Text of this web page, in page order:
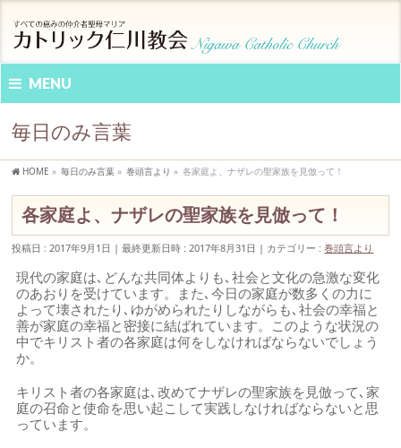
MENU
毎日のみ言葉
HOME » 毎日のみ言葉 » 巻頭言より » 各家庭よ、ナザレの聖家族を見倣って！
各家庭よ、ナザレの聖家族を見倣って！
投稿日 : 2017年9月1日 最終更新日時 : 2017年8月31日 カテゴリー :巻頭言より
現代の家庭は､どんな共同体よりも､社会と文化の急激な変化
のあおりを受けています。また､今日の家庭が数多くの力に
よって壊されたり､ゆがめられたりしながらも､社会の幸福と
善が家庭の幸福と密接に結ばれています。このような状況の
中でキリスト者の各家庭は何をしなければならないでしょう
か。
キリスト者の各家庭は､改めてナザレの聖家族を見倣って､家
庭の召命と使命を思い起こして実践しなければならないと思
っています。